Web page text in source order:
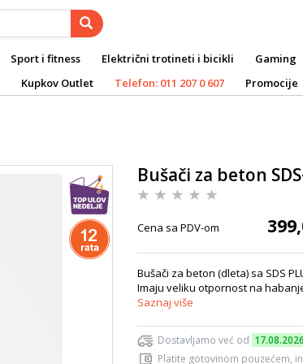
Sport i fitness Električni trotineti i bicikli
Gaming
Kupkov Outlet Telefon: 011 207 0 607 Promocije
Bušači za beton
Cena sa PDV-om
Bušači za beton (dleta) sa SDS
Imaju veliku otpornost na
Saznaj više
Dostavljamo već od
Platite gotovinom pouzećem,